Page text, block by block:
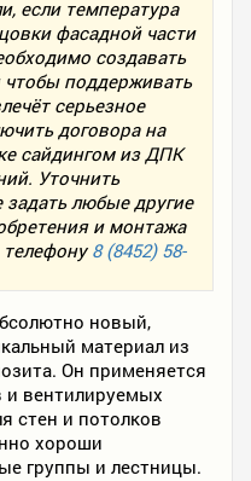
если температура
фасадной части
создавать
поддерживать
серьезное
договора на
сайдингом из ДПК
Уточнить
задать любые другие
и монтажа
8 (8452) 58-
новый,
материал из
Он применяется
и вентилируемых
стен и потолков
хороши
группы и лестницы.